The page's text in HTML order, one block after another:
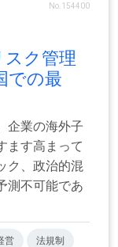
No.154400
ク管理
での最
企業の海外子
ます高まって
ク、政治的混
測不可能であ
営 法規制